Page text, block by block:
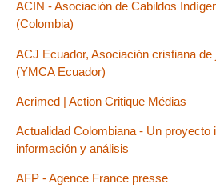
ACIN - Asociación de Cabildos
(Colombia)
ACJ Ecuador, Asociación cristiana
(YMCA Ecuador)
Acrimed | Action Critique Médias
Actualidad Colombiana - Un proyecto
información y análisis
AFP - Agence France presse